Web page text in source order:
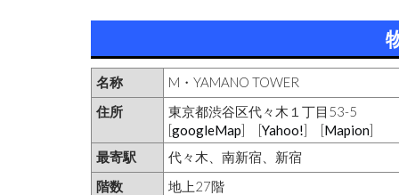
名称
M・YAMANO TOWER
住所
東京都渋谷区代々木１丁目53-5
[googleMap] [Yahoo!] [Mapion]
最寄駅
代々木、南新宿、新宿
階数
地上27階